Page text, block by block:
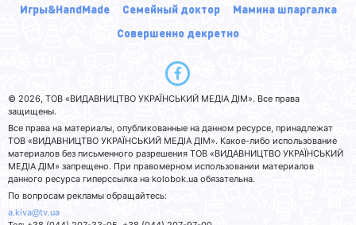
Игры&HandMade
Семейный доктор
Мамина шпаргалка
Совершенно декретно
© 2026, ТОВ «ВИДАВНИЦТВО УКРАЇНСЬКИЙ МЕДІА ДІМ». Все права
защищены.
Все права на материалы, опубликованные на данном ресурсе, принадлежат
ТОВ «ВИДАВНИЦТВО УКРАЇНСЬКИЙ МЕДІА ДІМ». Какое-либо использование
материалов без письменного разрешения ТОВ «ВИДАВНИЦТВО УКРАЇНСЬКИЙ
МЕДІА ДІМ» запрещено. При правомерном использовании материалов
данного ресурса гиперссылка на kolobok.ua обязательна.
По вопросам рекламы обращайтесь:
a.kiva@tv.ua